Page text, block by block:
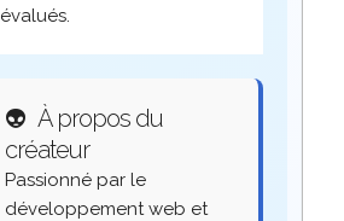
évalués.
👽 À propos du
créateur
Passionné par le
développement web et